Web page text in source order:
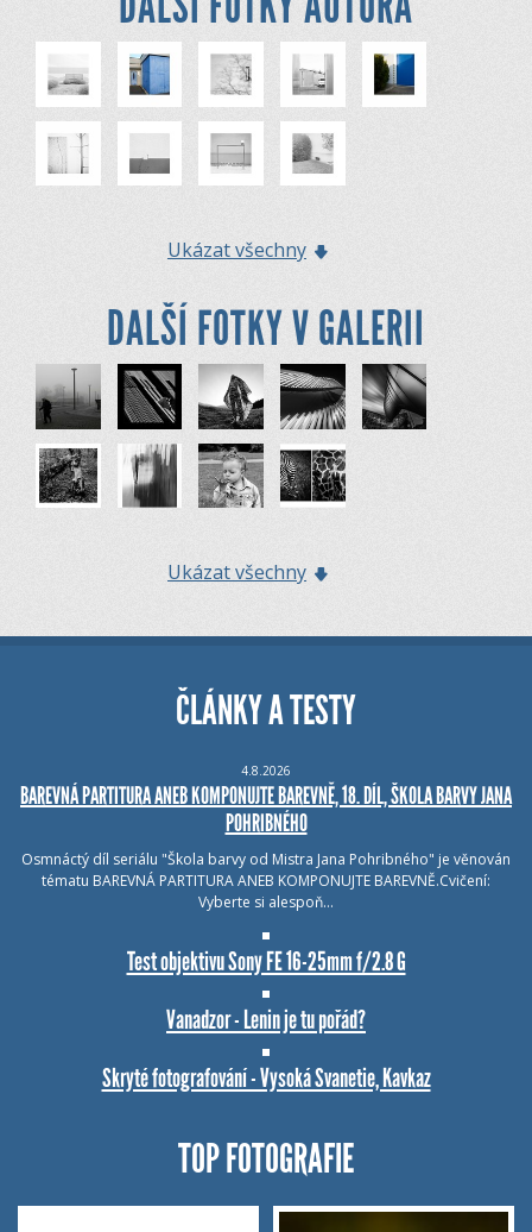
Ukázat všechny
DALŠÍ FOTKY V GALERII
Ukázat všechny
ČLÁNKY A TESTY
4.8.2026
BAREVNÁ PARTITURA ANEB KOMPONUJTE BAREVNĚ, 18. DÍL, ŠKOLA BARVY JANA
POHRIBNÉHO
Osmnáctý díl seriálu "Škola barvy od Mistra Jana Pohribného" je věnován
tématu BAREVNÁ PARTITURA ANEB KOMPONUJTE BAREVNĚ.Cvičení:
Vyberte si alespoň…
Test objektivu Sony FE 16-25mm f/2.8 G
Vanadzor - Lenin je tu pořád?
Skryté fotografování - Vysoká Svanetie, Kavkaz
TOP FOTOGRAFIE